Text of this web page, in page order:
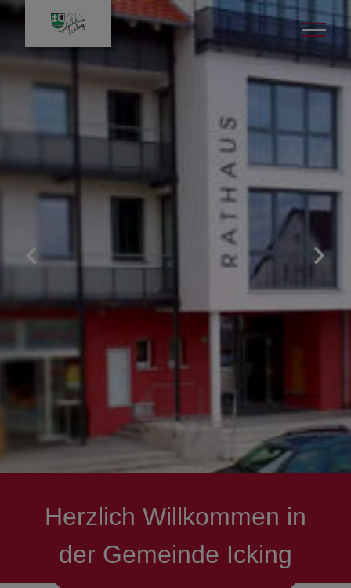
Gemeindeverwaltung
Ansprechpartner
Standesamt
Abgaben & Gebühren
Fundbüro
Gemeindearchiv
Kontakt
Herzlich Willkommen in
der Gemeinde Icking